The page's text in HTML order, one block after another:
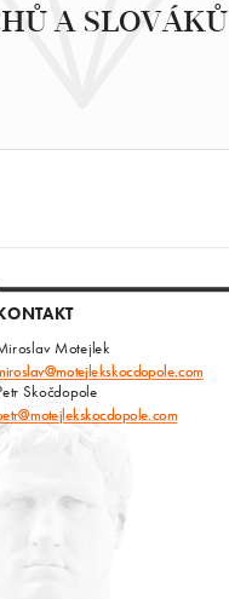
A SLOVÁKŮ
Motejlek
Skočdopole